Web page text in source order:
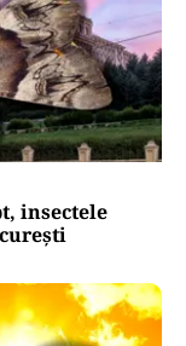
insectele